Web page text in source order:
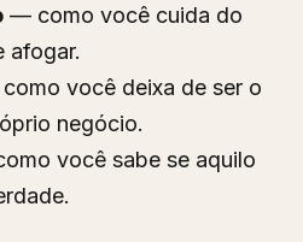
— como você cuida do
afogar.
você deixa de ser o
negócio.
você sabe se aquilo